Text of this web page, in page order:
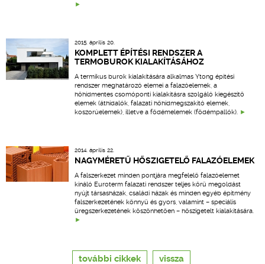
2015. április 20.
KOMPLETT ÉPÍTÉSI RENDSZER A
TERMOBUROK KIALAKÍTÁSÁHOZ
A termikus burok kialakítására alkalmas Ytong építési
rendszer meghatározó elemei a falazóelemek, a
hőhídmentes csomóponti kialakításra szolgáló kiegészítő
elemek (áthidalók, falazati hőhídmegszakító elemek,
koszorúelemek), illetve a födémelemek (födémpallók).
2014. április 22.
NAGYMÉRETŰ HŐSZIGETELŐ FALAZÓELEMEK
A falszerkezet minden pontjára megfelelő falazóelemet
kínáló Euroterm falazati rendszer teljes körű megoldást
nyújt társasházak, családi házak és minden egyéb építmény
falszerkezetének könnyű és gyors, valamint – speciális
üregszerkezetének köszönhetően – hőszigetelt kialakítására.
további cikkek vissza